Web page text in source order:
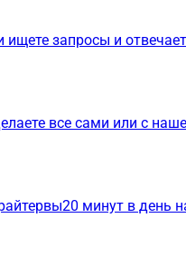
ищете запросы и
все сами или с
вы20 минут в день